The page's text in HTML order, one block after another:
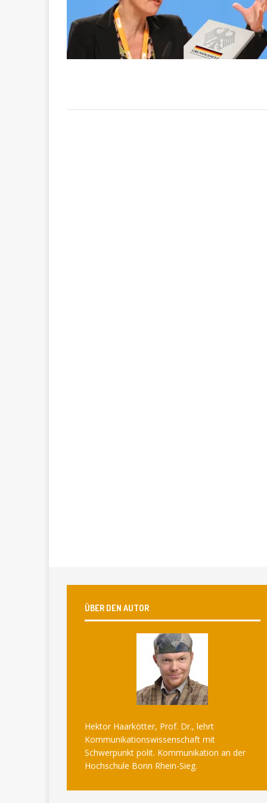
ÜBER DEN AUTOR
Hektor Haarkötter, Prof. Dr., lehrt
Kommunikationswissenschaft mit
Schwerpunkt polit. Kommunikation an der
Hochschule Bonn Rhein-Sieg.